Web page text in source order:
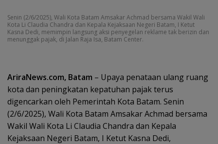
Senin (2/6/2025), Wali Kota Batam Amsakar Achmad bersama Wakil Wali
Kota Li Claudia Chandra dan Kepala Kejaksaan Negeri Batam, I Ketut
Kasna Dedi, memimpin langsung aksi penyegelan reklame tak berizin dan
menunggak pajak, di Jalan Raja Isa, Batam Center.
AriraNews.com, Batam – Upaya penataan ulang ruang
kota dan peningkatan kepatuhan pajak terus
digencarkan oleh Pemerintah Kota Batam. Senin
(2/6/2025), Wali Kota Batam Amsakar Achmad bersama
Wakil Wali Kota Li Claudia Chandra dan Kepala
Kejaksaan Negeri Batam, I Ketut Kasna Dedi,